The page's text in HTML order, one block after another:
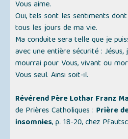
Vous aime.
Oui, tels sont les sentiments
tous les jours de ma vie.
Ma conduite sera telle que je
avec une entière sécurité :
mourrai pour Vous, vivant ou
Vous seul. Ainsi soit-il.
Révérend Père Lothar Franz
de Prières Catholiques : Prière
insomnies, p. 18-20, chez